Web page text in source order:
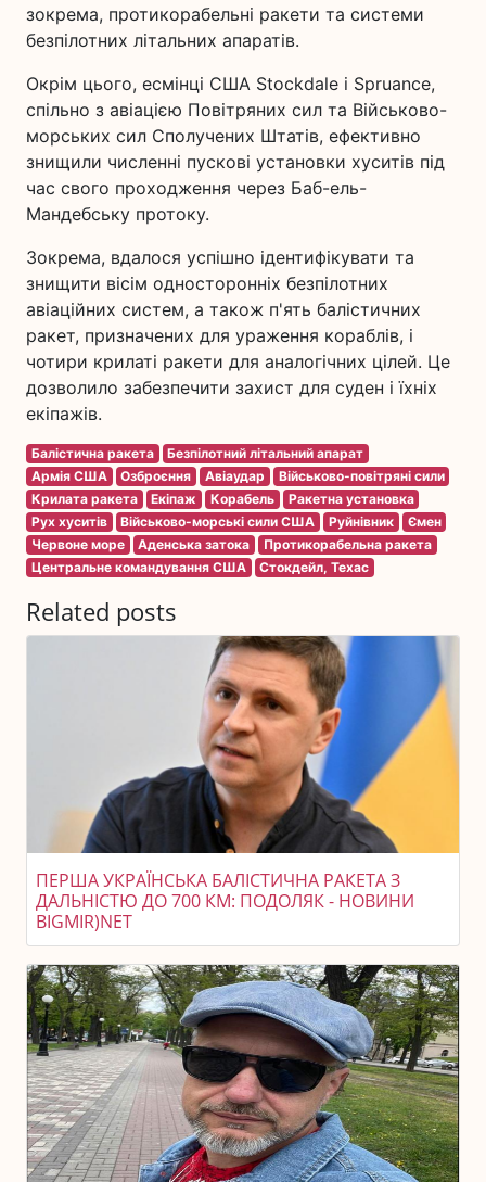
зокрема, протикорабельні ракети та системи
безпілотних літальних апаратів.
Окрім цього, есмінці США Stockdale і Spruance,
спільно з авіацією Повітряних сил та Військово-
морських сил Сполучених Штатів, ефективно
знищили численні пускові установки хуситів під
час свого проходження через Баб-ель-
Мандебську протоку.
Зокрема, вдалося успішно ідентифікувати та
знищити вісім односторонніх безпілотних
авіаційних систем, а також п'ять балістичних
ракет, призначених для ураження кораблів, і
чотири крилаті ракети для аналогічних цілей. Це
дозволило забезпечити захист для суден і їхніх
екіпажів.
Балістична ракета
Безпілотний літальний апарат
Армія США
Озброєння Авіаудар
Військово-повітряні сили
Крилата ракета
Екіпаж Корабель
Ракетна установка
Рух хуситів
Військово-морські сили США Руйнівник
Ємен
Червоне море
Аденська затока
Протикорабельна ракета
Центральне командування США
Стокдейл, Техас
Related posts
ПЕРША УКРАЇНСЬКА БАЛІСТИЧНА РАКЕТА З
ДАЛЬНІСТЮ ДО 700 КМ: ПОДОЛЯК - НОВИНИ
BIGMIR)NET